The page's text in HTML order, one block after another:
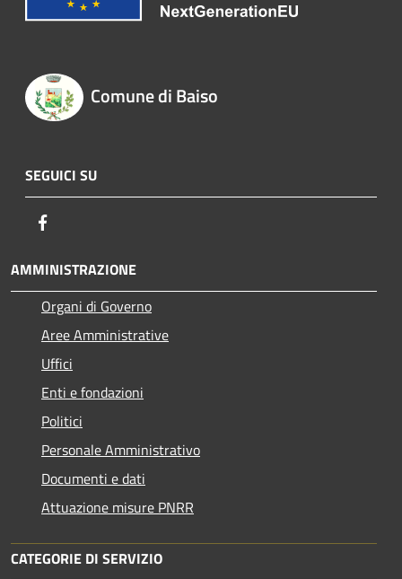
Comune di Baiso
SEGUICI SU
AMMINISTRAZIONE
Organi di Governo
Aree Amministrative
Uffici
Enti e fondazioni
Politici
Personale Amministrativo
Documenti e dati
Attuazione misure PNRR
CATEGORIE DI SERVIZIO